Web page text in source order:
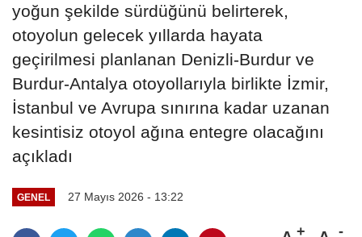
yoğun şekilde sürdüğünü belirterek,
otoyolun gelecek yıllarda hayata
geçirilmesi planlanan Denizli-Burdur ve
Burdur-Antalya otoyollarıyla birlikte İzmir,
İstanbul ve Avrupa sınırına kadar uzanan
kesintisiz otoyol ağına entegre olacağını
açıkladı
GENEL 27 Mayıs 2026 - 13:22